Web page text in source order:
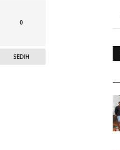
0
SEDIH